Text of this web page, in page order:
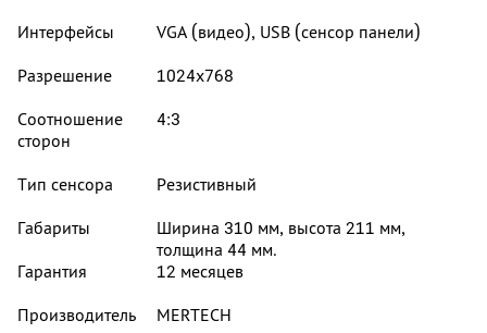
Интерфейсы
VGA (видео), USB (сенсор панели)
Разрешение
1024х768
Соотношение
сторон
4:3
Тип сенсора
Резистивный
Габариты
Ширина 310 мм, высота 211 мм,
толщина 44 мм.
Гарантия
12 месяцев
Производитель
MERTECH